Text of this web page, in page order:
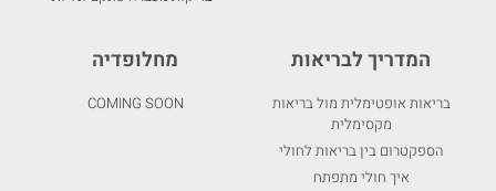
המדריך לבריאות
בריאות אופטימלית מול בריאות
מקסימלית
הספקטרום בין בריאות לחולי
איך חולי מתפתח
מחלופדיה
COMING SOON